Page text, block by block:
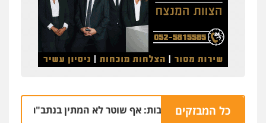
כל המבזקים
הרצח בנתיבות: אף שוטר לא המתין בנתב"ג לזכריה אדרי